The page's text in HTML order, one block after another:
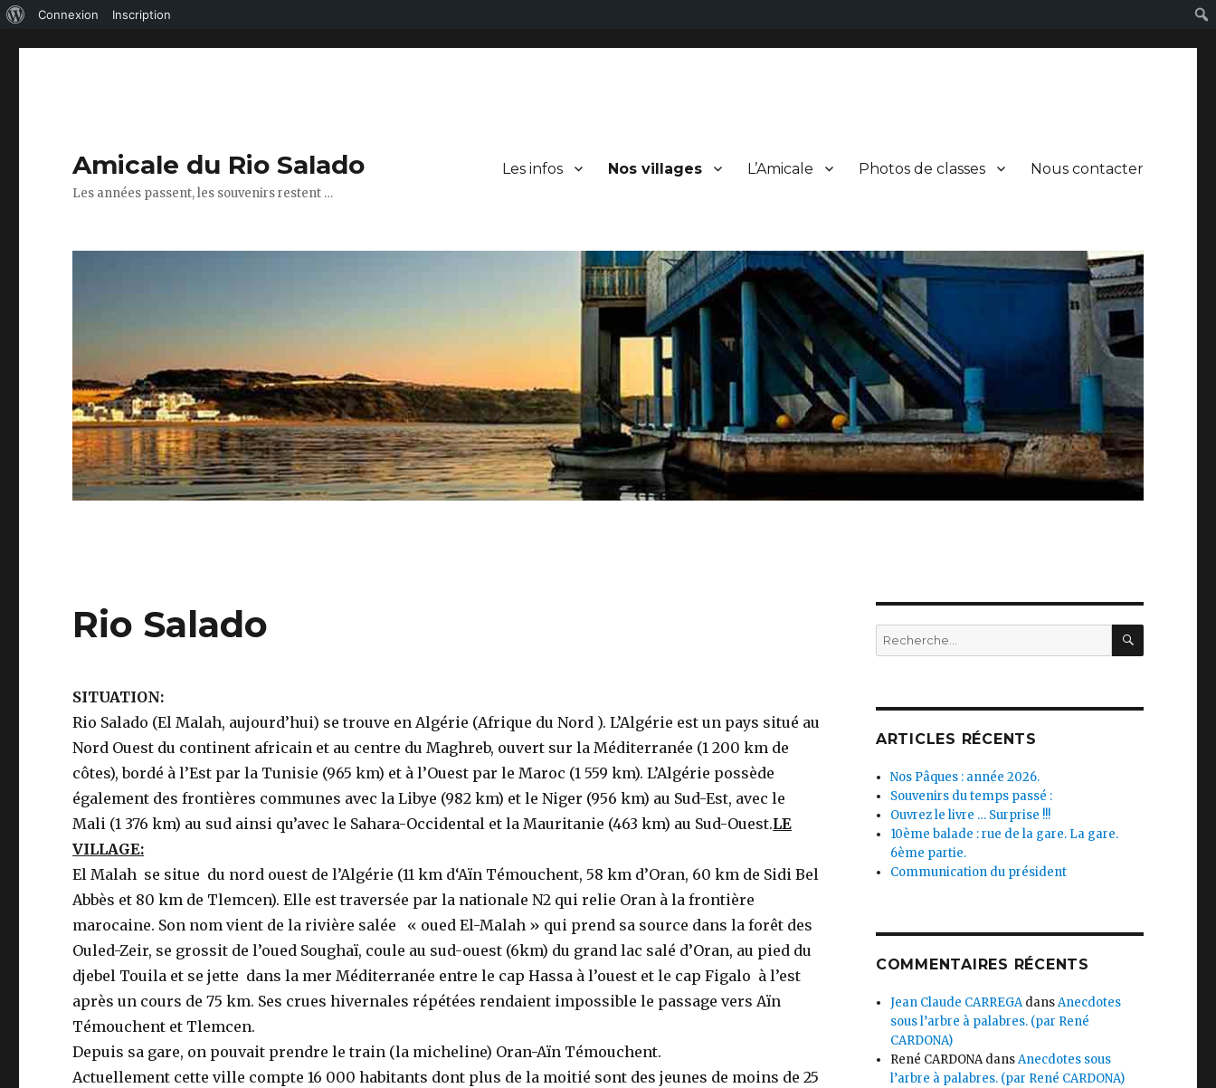
Connexion Inscription
Amicale du Rio Salado
Les années passent, les souvenirs restent …
Les infos Nos villages L’Amicale Photos de classes Nous contacter
Rio Salado
SITUATION:
Rio Salado (El Malah, aujourd’hui) se trouve en Algérie (Afrique du Nord ). L’Algérie est un pays situé au
Nord Ouest du continent africain et au centre du Maghreb, ouvert sur la Méditerranée (1 200 km de
côtes), bordé à l’Est par la Tunisie (965 km) et à l’Ouest par le Maroc (1 559 km). L’Algérie possède
également des frontières communes avec la Libye (982 km) et le Niger (956 km) au Sud-Est, avec le
Mali (1 376 km) au sud ainsi qu’avec le Sahara-Occidental et la Mauritanie (463 km) au Sud-Ouest.LE
VILLAGE:
El Malah se situe du nord ouest de l’Algérie (11 km d‘Aïn Témouchent, 58 km d’Oran, 60 km de Sidi Bel
Abbès et 80 km de Tlemcen). Elle est traversée par la nationale N2 qui relie Oran à la frontière
marocaine. Son nom vient de la rivière salée « oued El-Malah » qui prend sa source dans la forêt des
Ouled-Zeir, se grossit de l’oued Soughaï, coule au sud-ouest (6km) du grand lac salé d’Oran, au pied du
djebel Touila et se jette dans la mer Méditerranée entre le cap Hassa à l’ouest et le cap Figalo à l’est
après un cours de 75 km. Ses crues hivernales répétées rendaient impossible le passage vers Aïn
Témouchent et Tlemcen.
Depuis sa gare, on pouvait prendre le train (la micheline) Oran-Aïn Témouchent.
Actuellement cette ville compte 16 000 habitants dont plus de la moitié sont des jeunes de moins de 25
Recherche
pour :
ARTICLES RÉCENTS
Nos Pâques : année 2026.
Souvenirs du temps passé :
Ouvrez le livre … Surprise !!!
10ème balade : rue de la gare. La gare.
6ème partie.
Communication du président
COMMENTAIRES RÉCENTS
Jean Claude CARREGAdansAnecdotes
sous l’arbre à palabres. (par René
CARDONA)
René CARDONAdansAnecdotes sous
l’arbre à palabres. (par René CARDONA)